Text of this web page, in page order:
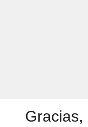
Gracias,